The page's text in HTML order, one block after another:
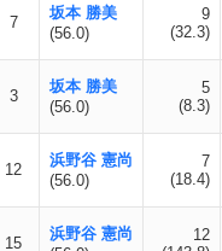
7
坂本 勝美
(56.0)
9
(32.3)
3
坂本 勝美
(56.0)
5
(8.3)
12
浜野谷 憲尚
(56.0)
7
(18.4)
15
浜野谷 憲尚
12